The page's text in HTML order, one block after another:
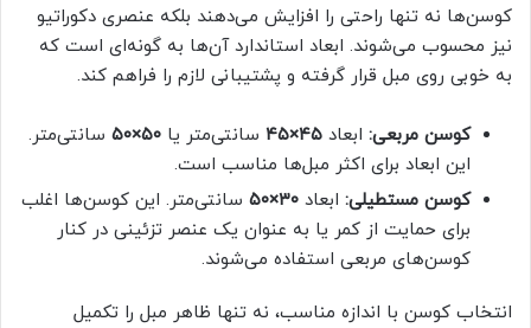
کوسن‌ها نه تنها راحتی را افزایش می‌دهند بلکه عنصری دکوراتیو
نیز محسوب می‌شوند. ابعاد استاندارد آن‌ها به گونه‌ای است که
به خوبی روی مبل قرار گرفته و پشتیبانی لازم را فراهم کند.
کوسن مربعی: ابعاد ۴۵×۴۵ سانتی‌متر یا ۵۰×۵۰
سانتی‌متر.
این ابعاد برای اکثر مبل‌ها مناسب است.
کوسن مستطیلی: ابعاد ۳۰×۵۰
سانتی‌متر. این کوسن‌ها اغلب
برای حمایت از کمر یا به عنوان یک عنصر تزئینی در کنار
کوسن‌های مربعی استفاده می‌شوند.
انتخاب کوسن با اندازه مناسب، نه تنها ظاهر مبل را تکمیل